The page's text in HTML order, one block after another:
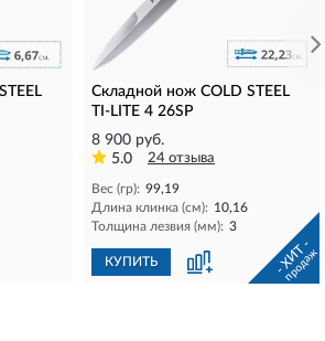
Складной нож COLD STEEL
TI-LITE 4 26SP
8 900 руб.
5.0
24 отзыва
Вес (гр): 99,19
Длина клинка (см): 10,16
Толщина лезвия (мм): 3
КУПИТЬ - ХИТ -
продаж